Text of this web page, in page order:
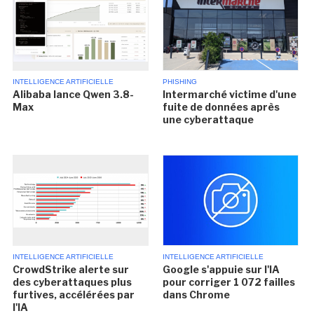
INTELLIGENCE ARTIFICIELLE
Alibaba lance Qwen 3.8-
Max
PHISHING
Intermarché victime d'une
fuite de données après
une cyberattaque
INTELLIGENCE ARTIFICIELLE
CrowdStrike alerte sur
des cyberattaques plus
furtives, accélérées par
l'IA
INTELLIGENCE ARTIFICIELLE
Google s'appuie sur l'IA
pour corriger 1 072 failles
dans Chrome